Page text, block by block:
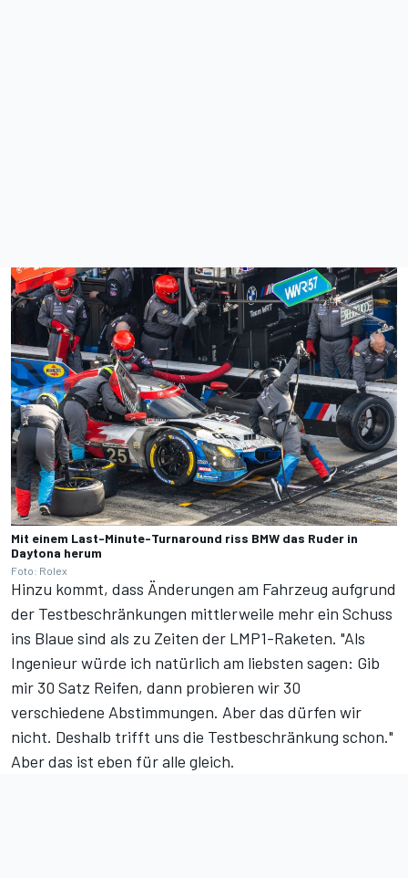
Mit einem Last-Minute-Turnaround riss BMW das Ruder in
Daytona herum
Foto: Rolex
Hinzu kommt, dass Änderungen am Fahrzeug aufgrund
der Testbeschränkungen mittlerweile mehr ein Schuss
ins Blaue sind als zu Zeiten der LMP1-Raketen. "Als
Ingenieur würde ich natürlich am liebsten sagen: Gib
mir 30 Satz Reifen, dann probieren wir 30
verschiedene Abstimmungen. Aber das dürfen wir
nicht. Deshalb trifft uns die Testbeschränkung schon."
Aber das ist eben für alle gleich.